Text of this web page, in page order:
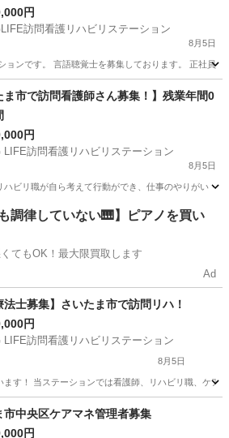
円
訪問看護リハビリステーション
8月5日
ョンです。 言語聴覚士を募集しております。 正社員
駅 医療 業務
ま市で訪問看護師さん募集！】残業年間0
円
LIFE訪問看護リハビリステーション
8月5日
ハビリ職が自ら考えて行動ができ、仕事のやりがい・
駅 看護師
も調律していない🎹】ピアノを買い
てもOK！最大限買取します
Ad
法士募集】さいたま市で訪問リハ！
円
LIFE訪問看護リハビリステーション
8月5日
ます！ 当ステーションでは看護師、リハビリ職、ケ
駅 その他
市中央区ケアマネ管理者募集
円